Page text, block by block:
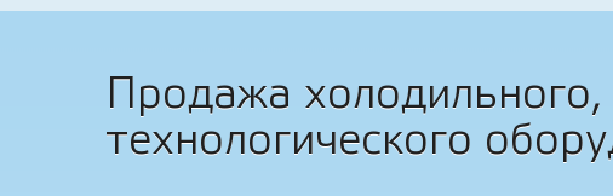
Продажа холодильного,
технологического